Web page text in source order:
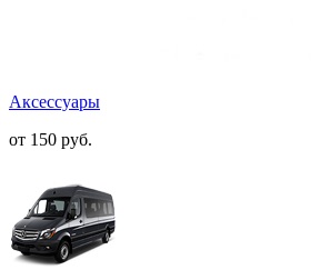
Аксессуары
от 150 руб.